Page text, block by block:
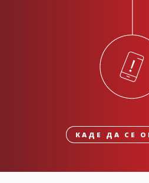
КАДЕ ДА СЕ